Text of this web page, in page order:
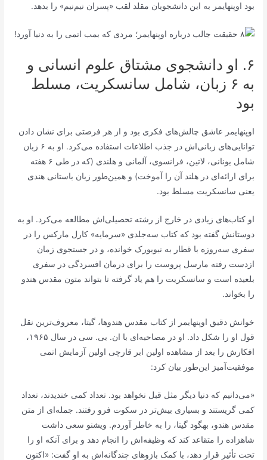
بود اوپنهایمر به این دانشجویان مقلد لقب «پسران نیم‌نیم» را بدهد.
۶. او دانشجوی مشتاق علوم انسانی و
به ۶ زبان، شامل سانسکریت، مسلط
بود
اوپنهایمر عاشق چالش‌های فکری بود و از هر فرصتی برای نشان دادن
توانایی‌های زبانی‌اش در جذب اطلاعات استفاده می‌کرد. او به ۶ زبان
شامل یونانی، لاتین، فرانسوی، آلمانی و هلندی (که در طی ۶ هفته
برای ارائه‌ای در هلند آن را آموخت) و همین‌طور زبان باستانی هندی
یعنی سانسکریت مسلط بود.
او کتاب‌های زیادی در خارج از رشته تحصیلی‌اش مطالعه می‌کرد. او به
دوستانش گفته بود که کتاب سه‌جلدی «سرمایه» کارل مارکس را در
سفری سه‌روزه با قطار به نیویورک خوانده، و در جستجوی زمان
ازدست رفته مارسل پروست را برای درمان افسردگی در سفری
بلعیده است و سانسکریت را هم یاد گرفته تا بتواند متون مقدس هندو
را بخواند.
خوانش دقیق اوپنهایمر از کتاب مقدس هندوها، گیتا، معروف‌ترین نقل
قول او را شکل داد. او در مصاحبه‌ای با ان. بی. سی در سال ۱۹۶۵،
افکارش را بعد از مشاهده اولین ابر قارچی اولین آزمایش اتمی
موفقیت‌آمیز این‌طور بیان کرد:
«می‌دانیم که دنیا دیگر مثل قبل نخواهد بود. تعداد کمی خندیدند، تعداد
کمی گریستند و بسیاری بیش‌تر در سکوت فرو رفتند. جمله‌ای از متن
مقدس هندو، بهگود گیتا، را به خاطر آوردم. ویشنو سعی داشت
شاهزاده را متقاعد کند که وظیفه‌اش را انجام دهد و برای آنکه او را
تحت تأثیر قرار دهد، با کمک بازو‌های چندگانه‌اش به او گفت: «اکنون